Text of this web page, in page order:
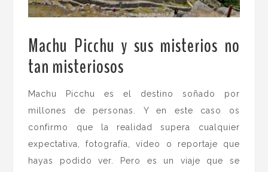
Machu Picchu y sus misterios no
tan misteriosos
Machu Picchu es el destino soñado por
millones de personas. Y en este caso os
confirmo que la realidad supera cualquier
expectativa, fotografía, vídeo o reportaje que
hayas podido ver. Pero es un viaje que se